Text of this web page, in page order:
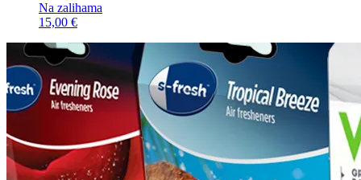
Na zalihama
15,00 €